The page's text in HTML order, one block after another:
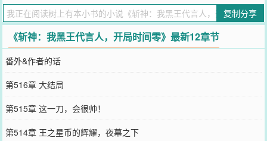
升血脉，解锁各种能力。\n管你是什么境界的神秘生物，就算是神
明，我也能吞！\n手握七宗罪，直面古神教会，血染苍穹。\n“让我加
入古神教会？你看着我手里的剑，再说一遍！”\n身具尼伯龙根，塑造
四大君主。\n仅凭四王，就能轻易横扫大夏以外任意神系。\n成就黑
王神位，化身死亡之翼。\n至邪至恶的气息遮蔽苍穹，把邪神作为养
料。\n林七夜：“林轩，你不是神明代言人吗，你神明呢？”\n林轩：
“也是我。”“啊？”
您要是觉得《斩神：我黑王代言人，开局时间零
忘记向您QQ群和微博微信里的朋友推荐哦！
复制分享
《斩神：我黑王代言人，开局时间零》最新12章节
番外&作者的话
第516章 大结局
第515章 这一刀，会很帅！
第514章 王之星币的辉耀，夜幕之下